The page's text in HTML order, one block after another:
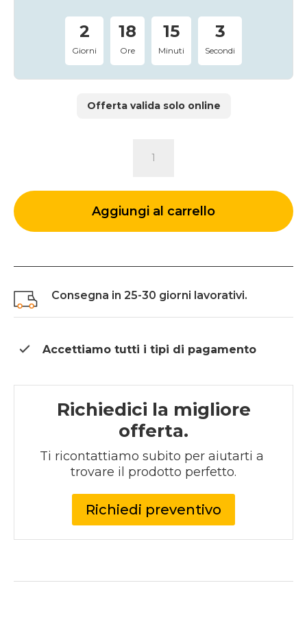
2
Giorni
18
Ore
15
Minuti
2
Secondi
Offerta valida solo online
DETROIT
Aggiungi al carrello
Consegna in 25-30 giorni lavorativi.
Accettiamo tutti i tipi di pagamento
Richiedici la migliore
offerta.
Ti ricontattiamo subito per aiutarti a
trovare il prodotto perfetto.
Richiedi preventivo